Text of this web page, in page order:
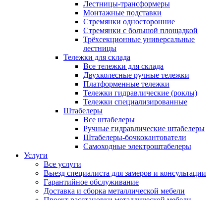
Лестницы-трансформеры
Монтажные подставки
Стремянки односторонние
Стремянки с большой площадкой
Трёхсекционные универсальные
лестницы
Тележки для склада
Все тележки для склада
Двухколесные ручные тележки
Платформенные тележки
Тележки гидравлические (роклы)
Тележки специализированные
Штабелеры
Все штабелеры
Ручные гидравлические штабелеры
Штабелеры-бочкокантователи
Самоходные электроштабелеры
Услуги
Все услуги
Выезд специалиста для замеров и консультации
Гарантийное обслуживание
Доставка и сборка металлической мебели